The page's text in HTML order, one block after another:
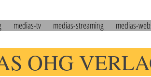
medias-tv medias-streaming medias-
OHG